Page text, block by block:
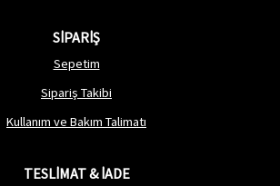
SİPARİŞ
Sepetim
Sipariş Takibi
Kullanım ve Bakım Talimatı
TESLİMAT & İADE